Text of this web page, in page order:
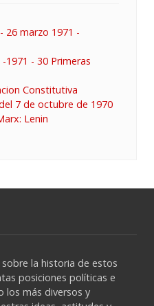
26 marzo 1971 -
1971 - 30 Primeras
Constitutiva
7 de octubre de 1970
Lenin
la historia de estos
posiciones políticas e
los más diversos y